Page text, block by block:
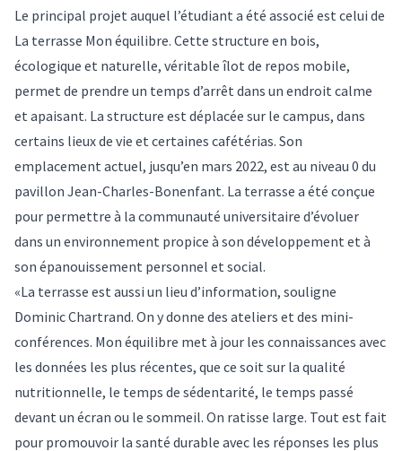
Le principal projet auquel l’étudiant a été associé est celui de
La terrasse Mon équilibre. Cette structure en bois,
écologique et naturelle, véritable îlot de repos mobile,
permet de prendre un temps d’arrêt dans un endroit calme
et apaisant. La structure est déplacée sur le campus, dans
certains lieux de vie et certaines cafétérias. Son
emplacement actuel, jusqu’en mars 2022, est au niveau 0 du
pavillon Jean-Charles-Bonenfant. La terrasse a été conçue
pour permettre à la communauté universitaire d’évoluer
dans un environnement propice à son développement et à
son épanouissement personnel et social.
«La terrasse est aussi un lieu d’information, souligne
Dominic Chartrand. On y donne des ateliers et des mini-
conférences. Mon équilibre met à jour les connaissances avec
les données les plus récentes, que ce soit sur la qualité
nutritionnelle, le temps de sédentarité, le temps passé
devant un écran ou le sommeil. On ratisse large. Tout est fait
pour promouvoir la santé durable avec les réponses les plus